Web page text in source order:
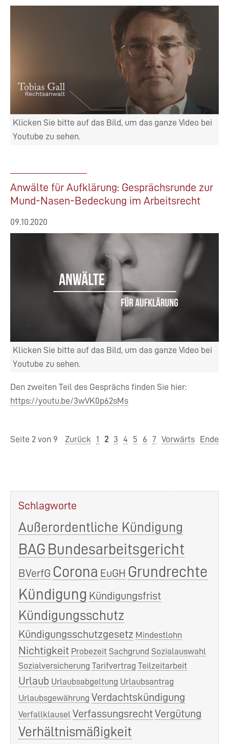
Klicken Sie bitte auf das Bild, um das ganze Video bei
Youtube zu sehen.
Anwälte für Aufklärung: Gesprächsrunde zur
Mund-Nasen-Bedeckung im Arbeitsrecht
09.10.2020
Klicken Sie bitte auf das Bild, um das ganze Video bei
Youtube zu sehen.
Den zweiten Teil des Gesprächs finden Sie hier:
https://youtu.be/3wVK0p62sMs
Seite 2 von 9 Zurück 1 2 3 4 5 6 7 Vorwärts Ende
Schlagworte
Außerordentliche Kündigung
BAG Bundesarbeitsgericht
BVerfG Corona EuGH Grundrechte
Kündigung Kündigungsfrist
Kündigungsschutz
Kündigungsschutzgesetz Mindestlohn
Nichtigkeit Probezeit Sachgrund Sozialauswahl
Sozialversicherung Tarifvertrag Teilzeitarbeit
Urlaub Urlaubsabgeltung Urlaubsantrag
Urlaubsgewährung Verdachtskündigung
Verfallklausel VerfassungsrechtVergütung
Verhältnismäßigkeit